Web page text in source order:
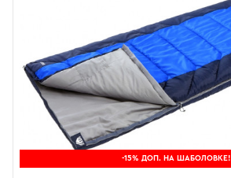
-15% ДОП. НА ШАБОЛОВКЕ!